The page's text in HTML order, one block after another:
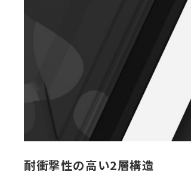
耐衝撃性の高い2層構造